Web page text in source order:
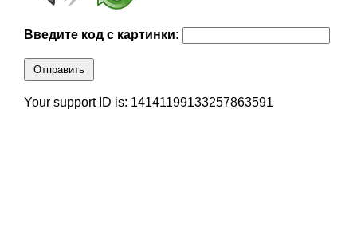
Введите код с картинки:
Отправить
Your support ID is: 14141199133257863591